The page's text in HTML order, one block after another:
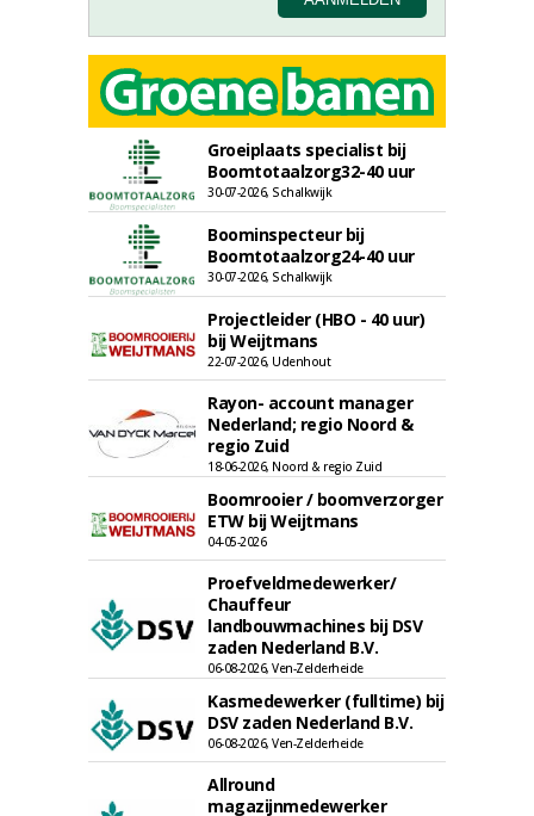
Groeiplaats specialist bij
Boomtotaalzorg32-40 uur
30-07-2026, Schalkwijk
Boominspecteur bij
Boomtotaalzorg24-40 uur
30-07-2026, Schalkwijk
Projectleider (HBO - 40 uur)
bij Weijtmans
22-07-2026, Udenhout
Rayon- account manager
Nederland; regio Noord &
regio Zuid
18-06-2026, Noord & regio Zuid
Boomrooier / boomverzorger
ETW bij Weijtmans
04-05-2026
Proefveldmedewerker/
Chauffeur
landbouwmachines bij DSV
zaden Nederland B.V.
06-08-2026, Ven-Zelderheide
Kasmedewerker (fulltime) bij
DSV zaden Nederland B.V.
06-08-2026, Ven-Zelderheide
Allround
magazijnmedewerker